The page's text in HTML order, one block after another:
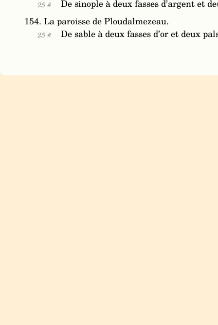
25 #
De sinople à deux fasses d’argent et
154. La paroisse de Ploudalmezeau.
25 # De sable à deux fasses d’or et deux